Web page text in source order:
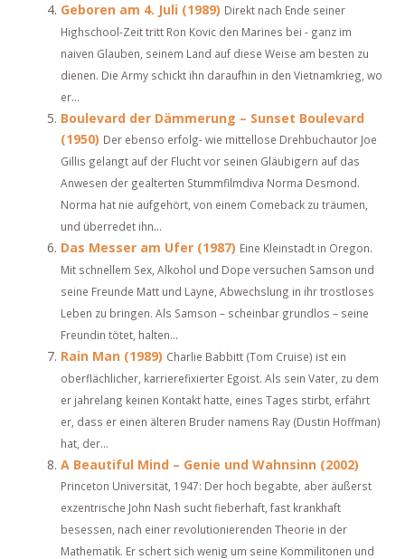
Geboren am 4. Juli (1989) Direkt nach Ende seiner
Highschool-Zeit tritt Ron Kovic den Marines bei - ganz im
naiven Glauben, seinem Land auf diese Weise am besten zu
dienen. Die Army schickt ihn daraufhin in den Vietnamkrieg, wo
er...
Boulevard der Dämmerung – Sunset Boulevard
(1950) Der ebenso erfolg- wie mittellose Drehbuchautor Joe
Gillis gelangt auf der Flucht vor seinen Gläubigern auf das
Anwesen der gealterten Stummfilmdiva Norma Desmond.
Norma hat nie aufgehört, von einem Comeback zu träumen,
und überredet ihn...
Das Messer am Ufer (1987) Eine Kleinstadt in Oregon.
Mit schnellem Sex, Alkohol und Dope versuchen Samson und
seine Freunde Matt und Layne, Abwechslung in ihr trostloses
Leben zu bringen. Als Samson – scheinbar grundlos – seine
Freundin tötet, halten...
Rain Man (1989) Charlie Babbitt (Tom Cruise) ist ein
oberflächlicher, karrierefixierter Egoist. Als sein Vater, zu dem
er jahrelang keinen Kontakt hatte, eines Tages stirbt, erfährt
er, dass er einen älteren Bruder namens Ray (Dustin Hoffman)
hat, der...
A Beautiful Mind – Genie und Wahnsinn (2002)
Princeton Universität, 1947: Der hoch begabte, aber äußerst
exzentrische John Nash sucht fieberhaft, fast krankhaft
besessen, nach einer revolutionierenden Theorie in der
Mathematik. Er schert sich wenig um seine Kommilitonen und